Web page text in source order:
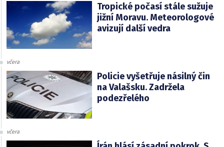
Tropické počasí stále sužuje
jižní Moravu. Meteorologové
avizují další vedra
včera
Policie vyšetřuje násilný čin
na Valašsku. Zadržela
podezřelého
včera